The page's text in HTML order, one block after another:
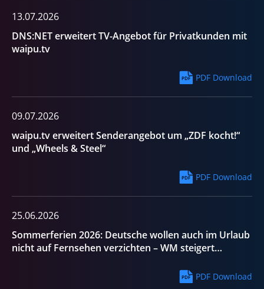
13.07.2026
DNS:NET erweitert TV-Angebot für Privatkunden mit
waipu.tv
PDF Download
09.07.2026
waipu.tv erweitert Senderangebot um „ZDF kocht!“
und „Wheels & Steel“
PDF Download
25.06.2026
Sommerferien 2026: Deutsche wollen auch im Urlaub
nicht auf Fernsehen verzichten – WM steigert
PDF Download